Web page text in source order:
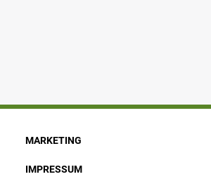
MARKETING
IMPRESSUM